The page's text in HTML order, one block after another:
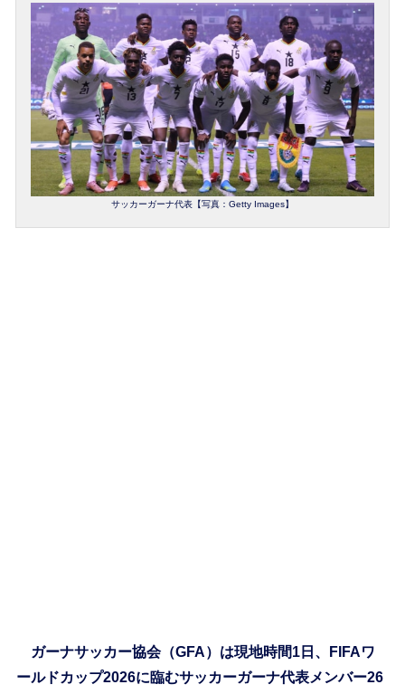
サッカーガーナ代表【写真：Getty Images】
ガーナサッカー協会（GFA）は現地時間1日、FIFAワ
ールドカップ2026に臨むサッカーガーナ代表メンバー26